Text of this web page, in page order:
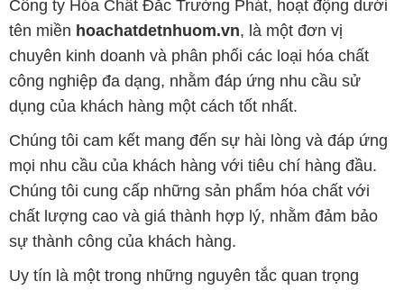
Công ty Hóa Chất Đắc Trường Phát, hoạt động dưới
tên miền hoachatdetnhuom.vn, là một đơn vị
chuyên kinh doanh và phân phối các loại hóa chất
công nghiệp đa dạng, nhằm đáp ứng nhu cầu sử
dụng của khách hàng một cách tốt nhất.
Chúng tôi cam kết mang đến sự hài lòng và đáp ứng
mọi nhu cầu của khách hàng với tiêu chí hàng đầu.
Chúng tôi cung cấp những sản phẩm hóa chất với
chất lượng cao và giá thành hợp lý, nhằm đảm bảo
sự thành công của khách hàng.
Uy tín là một trong những nguyên tắc quan trọng